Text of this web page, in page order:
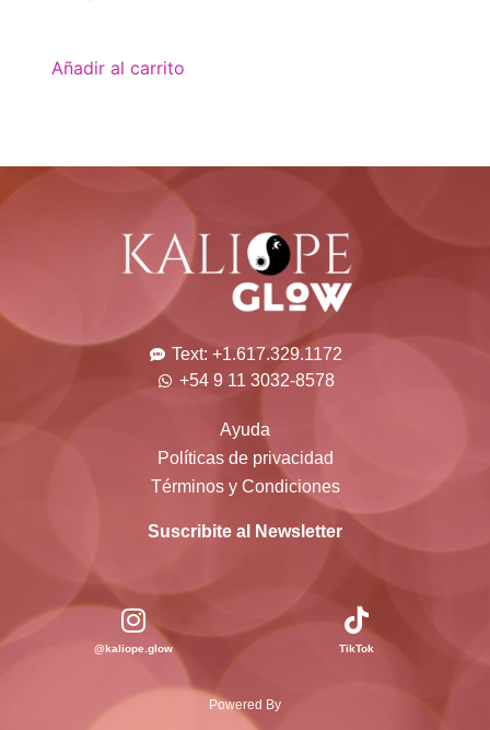
Añadir al carrito
Text: +1.617.329.1172
+54 9 11 3032-8578
Ayuda
Políticas de privacidad
Términos y Condiciones
Suscribite al Newsletter
@kaliope.glow TikTok
Powered By